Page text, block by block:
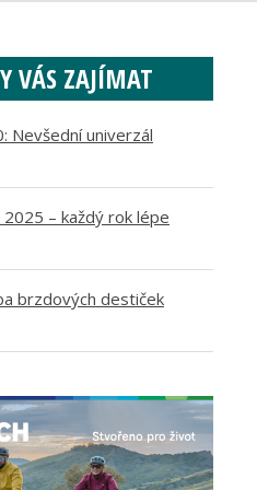
VÁS ZAJÍMAT
Nevšední univerzál
– každý rok lépe
brzdových destiček